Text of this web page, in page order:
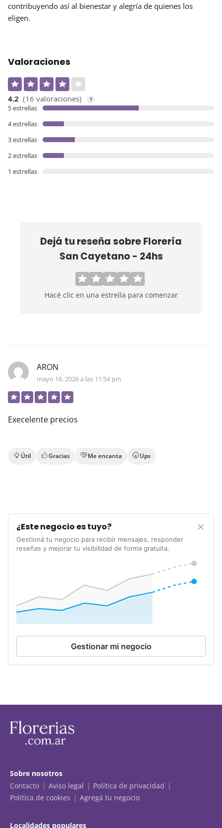
contribuyendo así al bienestar y alegría de quienes los
eligen.
Valoraciones
4.2 (16 valoraciones) ?
5 estrellas
4 estrellas
3 estrellas
2 estrellas
1 estrellas
ARON
mayo 16, 2026 a las 11:54 pm
Execelente precios
Útil Gracias Me encanta Ups
Dejá tu reseña sobreFlorería
San Cayetano - 24hs
Hacé clic en una estrella para comenzar
¿Este negocio es tuyo?
Gestioná tu negocio para recibir mensajes, responder
reseñas y mejorar tu visibilidad de forma gratuita.
Gestionar mi negocio
Sobre nosotros
Contacto
Aviso legal
Política de privacidad
Política de cookies
Agregá tu negocio
Localidades populares